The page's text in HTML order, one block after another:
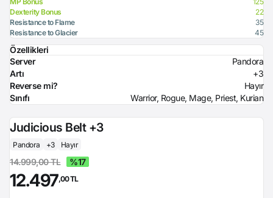
Dexterity Bonus
22
Resistance to Flame
35
Resistance to Glacier
45
Özellikleri
Server
Pandora
Artı
+3
Reverse mi?
Hayır
Sınıfı
Warrior, Rogue, Mage, Priest, Kurian
Judicious Belt +3
Pandora +3 Hayır
14.999,00 TL %17
12.497,00 TL